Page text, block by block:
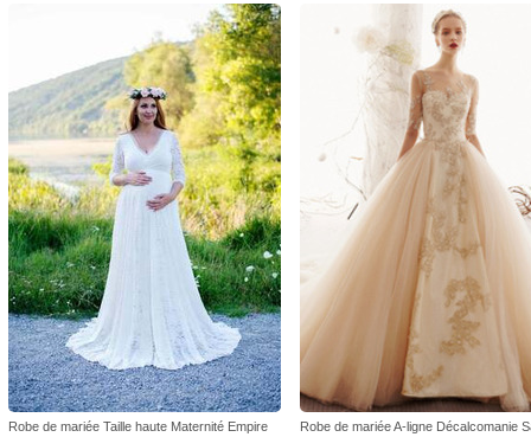
Robe de mariée Taille haute Maternité Empire
Robe de mariée A-ligne Décalcomanie